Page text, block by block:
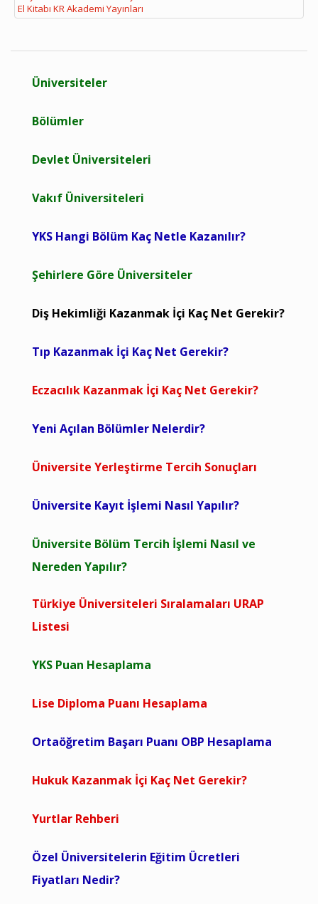
El Kitabı KR Akademi Yayınları
Üniversiteler
Bölümler
Devlet Üniversiteleri
Vakıf Üniversiteleri
YKS Hangi Bölüm Kaç Netle Kazanılır?
Şehirlere Göre Üniversiteler
Diş Hekimliği Kazanmak İçi Kaç Net Gerekir?
Tıp Kazanmak İçi Kaç Net Gerekir?
Eczacılık Kazanmak İçi Kaç Net Gerekir?
Yeni Açılan Bölümler Nelerdir?
Üniversite Yerleştirme Tercih Sonuçları
Üniversite Kayıt İşlemi Nasıl Yapılır?
Üniversite Bölüm Tercih İşlemi Nasıl ve
Nereden Yapılır?
Türkiye Üniversiteleri Sıralamaları URAP
Listesi
YKS Puan Hesaplama
Lise Diploma Puanı Hesaplama
Ortaöğretim Başarı Puanı OBP Hesaplama
Hukuk Kazanmak İçi Kaç Net Gerekir?
Yurtlar Rehberi
Özel Üniversitelerin Eğitim Ücretleri
Fiyatları Nedir?